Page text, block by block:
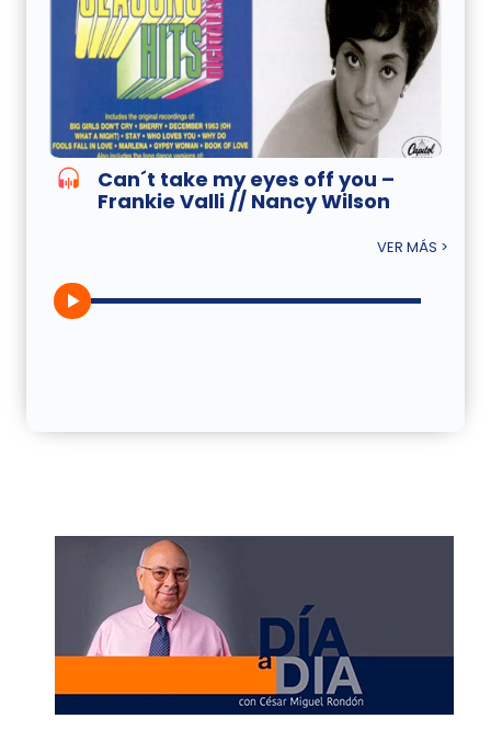
Can´t take my eyes off you –
Frankie Valli // Nancy Wilson
VER MÁS >